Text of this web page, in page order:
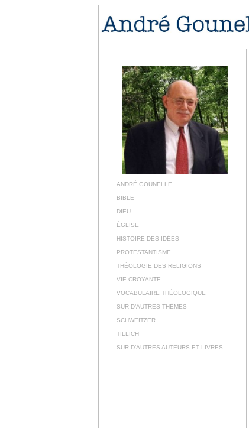
ANDRÉ GOUNELLE
BIBLE
DIEU
ÉGLISE
HISTOIRE DES IDÉES
PROTESTANTISME
THÉOLOGIE DES RELIGIONS
VIE CROYANTE
VOCABULAIRE THÉOLOGIQUE
SUR D’AUTRES THÈMES
SCHWEITZER
TILLICH
SUR D’AUTRES AUTEURS ET LIVRES